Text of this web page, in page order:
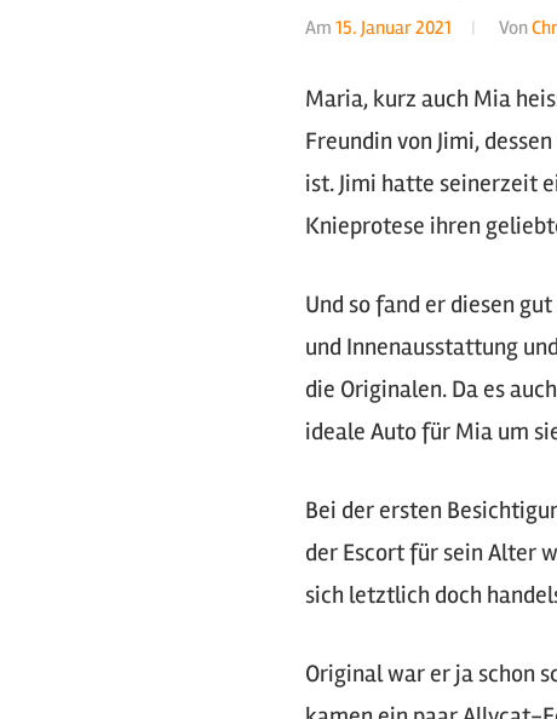
Am 15. Januar 2021 Von
Maria, kurz auch Mia
Freundin von Jimi,
ist. Jimi hatte seinerzeit
Knieprotese ihren
Und so fand er diesen
und Innenausstattung
die Originalen. Da es
ideale Auto für Mia um
Bei der ersten
der Escort für sein Alter
sich letztlich doch
Original war er ja schon